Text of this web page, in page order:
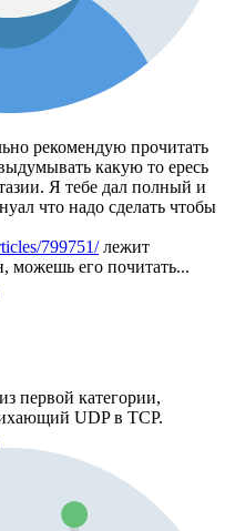
рекомендую прочитать
какую то ересь
Я тебе дал полный и
что надо сделать чтобы
799751/лежит
можешь его почитать...
первой категории,
UDP в TCP.